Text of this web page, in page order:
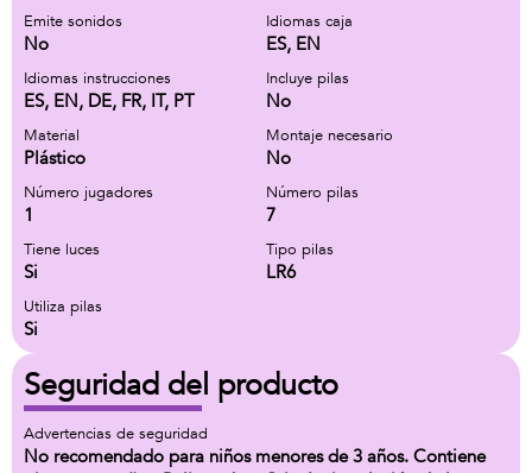
Emite sonidos
No
Idiomas caja
ES, EN
Idiomas instrucciones
ES, EN, DE, FR, IT, PT
Incluye pilas
No
Material
Plástico
Montaje necesario
No
Número jugadores
1
Número pilas
7
Tiene luces
Si
Tipo pilas
LR6
Utiliza pilas
Si
Seguridad del producto
Advertencias de seguridad
No recomendado para niños menores de 3 años. Contiene